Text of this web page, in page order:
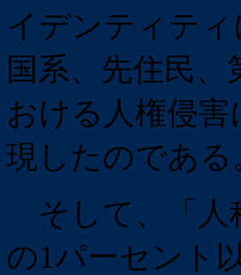
イデンティテ
国系、先住民
おける人権侵
現したのである
そして、「人
の1パーセント